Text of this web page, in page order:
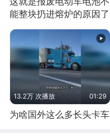
能整块扔进熔炉的原因了
13.2万 次播放 01:29
为啥国外这么多长头卡车